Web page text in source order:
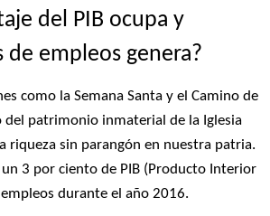
del PIB ocupa y
de empleos genera?
como la Semana Santa y el Camino de
del patrimonio inmaterial de la Iglesia
riqueza sin parangón en nuestra patria.
un 3 por ciento de PIB (Producto Interior
durante el año 2016.